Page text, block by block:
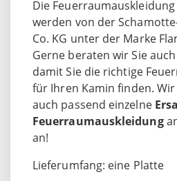
Die
werden von der
Co. KG unter der Marke
Gerne beraten wir Sie
damit Sie die richtige
für Ihren Kamin finden.
auch passend einzelne
Feuerraumauskleidung
an!
Lieferumfang: eine Platte